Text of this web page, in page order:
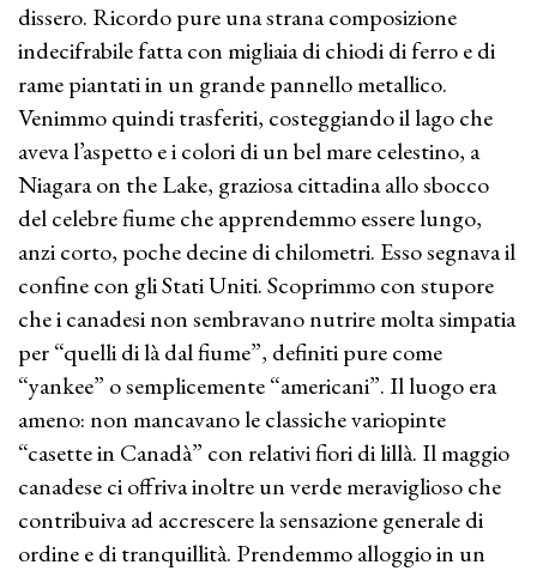
dissero. Ricordo pure una strana composizione
indecifrabile fatta con migliaia di chiodi di ferro e di
rame piantati in un grande pannello metallico.
Venimmo quindi trasferiti, costeggiando il lago che
aveva l’aspetto e i colori di un bel mare celestino, a
Niagara on the Lake, graziosa cittadina allo sbocco
del celebre fiume che apprendemmo essere lungo,
anzi corto, poche decine di chilometri. Esso segnava il
confine con gli Stati Uniti. Scoprimmo con stupore
che i canadesi non sembravano nutrire molta simpatia
per “quelli di là dal fiume”, definiti pure come
“yankee” o semplicemente “americani”. Il luogo era
ameno: non mancavano le classiche variopinte
“casette in Canadà” con relativi fiori di lillà. Il maggio
canadese ci offriva inoltre un verde meraviglioso che
contribuiva ad accrescere la sensazione generale di
ordine e di tranquillità. Prendemmo alloggio in un